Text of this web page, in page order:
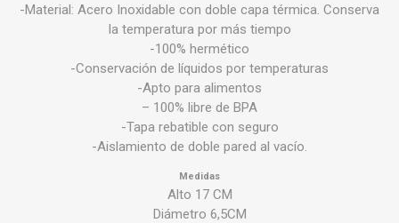
-Material: Acero Inoxidable con doble capa térmica. Conserva
la temperatura por más tiempo
-100% hermético
-Conservación de líquidos por temperaturas
-Apto para alimentos
– 100% libre de BPA
-Tapa rebatible con seguro
-Aislamiento de doble pared al vacío.
Medidas
Alto 17 CM
Diámetro 6,5CM